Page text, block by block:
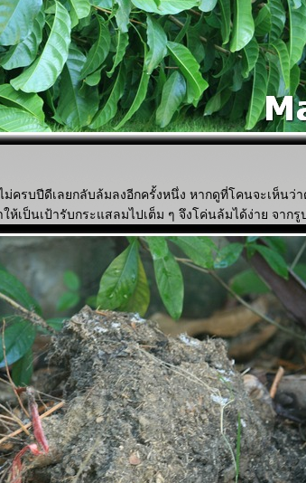
ครบปีดีเลยกลับล้มลงอีกครั้งหนึ่ง หากดูที่โคนจะเห็นว่
เป็นเป้ารับกระแสลมไปเต็ม ๆ จึงโค่นล้มได้ง่าย จาก